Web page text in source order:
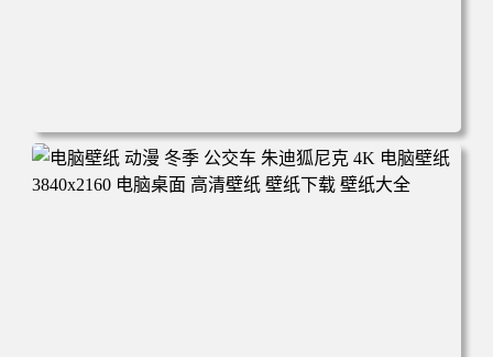
电脑壁纸 完美世界 荒天帝石昊 4K高清动漫壁纸 电脑桌面
高清壁纸 壁纸下载 壁纸大全